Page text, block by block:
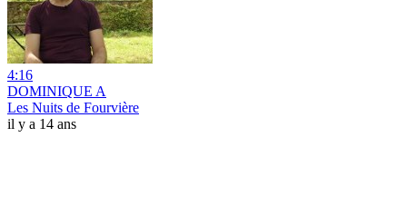
4:16
DOMINIQUE A
Les Nuits de Fourvière
il y a 14 ans